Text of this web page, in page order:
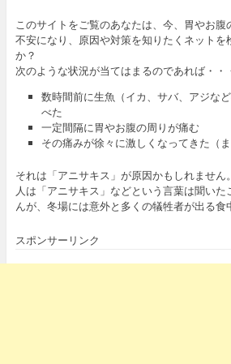
このサイトをご覧のあなたは、今、胃やお腹
不安になり、原因や対策を知りたくネットを
か？
次のような状況が当てはまるのであれば・・
数時間前に生魚（イカ、サバ、アジな
べた
一定間隔に胃やお腹の周りが痛む
その痛みが徐々に激しくなってきた（
それは「アニサキス」が原因かもしれませ
人は「アニサキス」などという言葉は聞い
んが、冬場には意外と多くの犠牲者が出る食
スポンサーリンク